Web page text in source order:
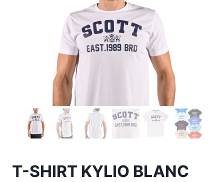
T-SHIRT KYLIO BLANC